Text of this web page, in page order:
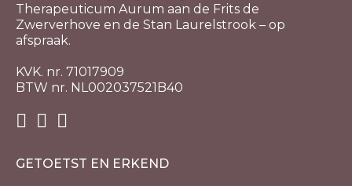
Therapeuticum Aurum aan de Frits de
Zwerverhove en de Stan Laurelstrook – op
afspraak.
KVK. nr. 71017909
BTW nr. NL002037521B40
GETOETST EN ERKEND